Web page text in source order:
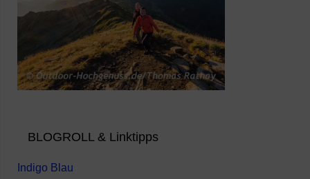
BLOGROLL & Linktipps
Indigo Blau